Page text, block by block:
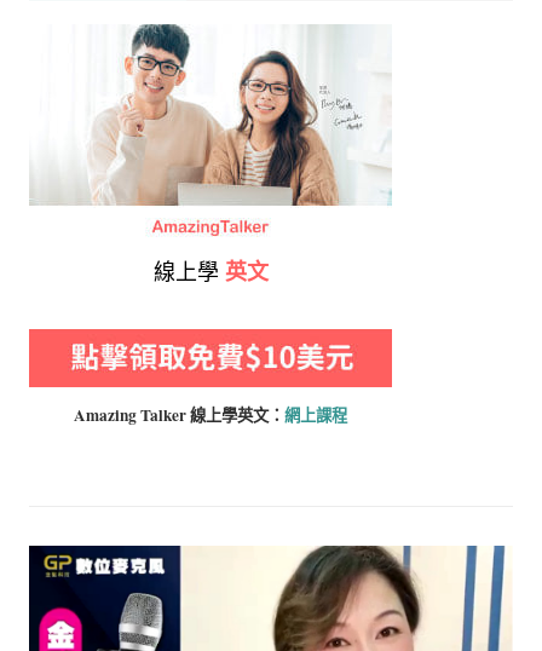
線上學 英文
Amazing Talker 線上學英文： 網上課程